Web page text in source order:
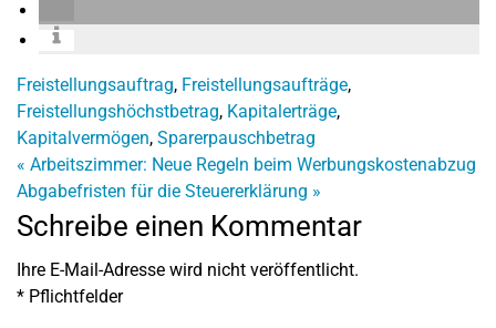
Freistellungsauftrag, Freistellungsaufträge,
Freistellungshöchstbetrag, Kapitalerträge,
Kapitalvermögen, Sparerpauschbetrag
« Arbeitszimmer: Neue Regeln beim Werbungskostenabzug
Abgabefristen für die Steuererklärung »
Schreibe einen Kommentar
Ihre E-Mail-Adresse wird nicht veröffentlicht.
* Pflichtfelder